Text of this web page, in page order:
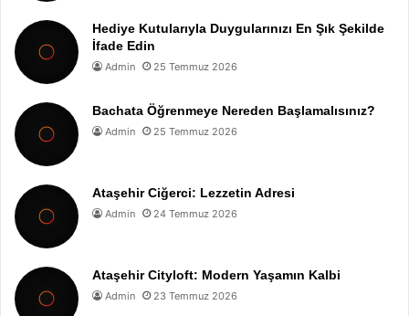
Hediye Kutularıyla Duygularınızı En Şık Şekilde
İfade Edin
Admin 25 Temmuz 2026
Bachata Öğrenmeye Nereden Başlamalısınız?
Admin 25 Temmuz 2026
Ataşehir Ciğerci: Lezzetin Adresi
Admin 24 Temmuz 2026
Ataşehir Cityloft: Modern Yaşamın Kalbi
Admin 23 Temmuz 2026